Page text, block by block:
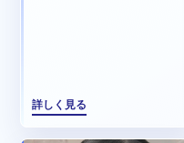
詳しく見る